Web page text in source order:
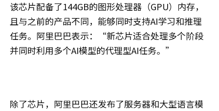
该芯片配备了144GB的图形处理器（GPU）内存，
且与之前的产品不同，能够同时支持AI学习和推理
任务。阿里巴巴表示：“新芯片适合处理多个阶段
并同时利用多个AI模型的代理型AI任务。”
除了芯片，阿里巴巴还发布了服务器和大型语言模